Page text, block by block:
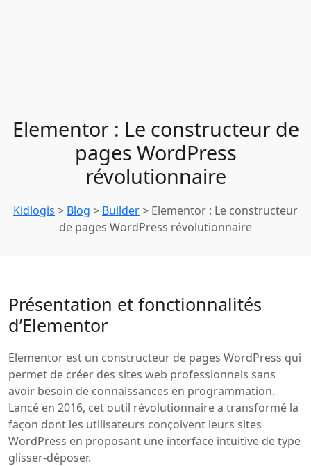
Elementor : Le constructeur de
pages WordPress
révolutionnaire
Kidlogis > Blog > Builder> Elementor : Le constructeur
de pages WordPress révolutionnaire
Présentation et fonctionnalités
d’Elementor
Elementor est un constructeur de pages WordPress qui
permet de créer des sites web professionnels sans
avoir besoin de connaissances en programmation.
Lancé en 2016, cet outil révolutionnaire a transformé la
façon dont les utilisateurs conçoivent leurs sites
WordPress en proposant une interface intuitive de type
glisser-déposer.